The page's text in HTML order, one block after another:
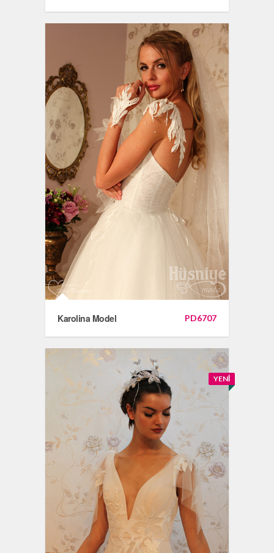
PD6707
Karolina Model
YENI